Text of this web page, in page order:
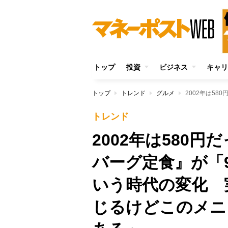
トップ 投資 ビジネス キャ
トップ トレンド グルメ
トレンド
2002年は580円
バーグ定食』が
いう時代の変化
じるけどこのメ